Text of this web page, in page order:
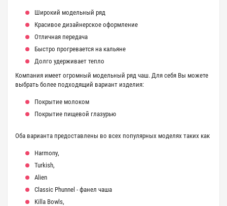
Широкий модельный ряд
Красивое дизайнерское оформление
Отличная передача
Быстро прогревается на кальяне
Долго удерживает тепло
Компания имеет огромный модельный ряд чаш. Для себя Вы можете
выбрать более подходящий вариант изделия:
Покрытие молоком
Покрытие пищевой глазурью
Оба варианта предоставлены во всех популярных моделях таких как
Harmony,
Turkish,
Alien
Classic Phunnel - фанел чаша
Killa Bowls,